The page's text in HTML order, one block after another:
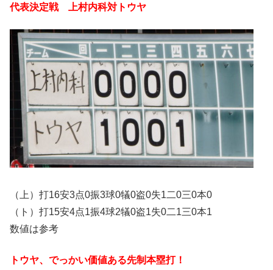
代表決定戦 上村内科対トウヤ
（上）打16安3点0振3球0犠0盗0失1二0三0本0
（ト）打15安4点1振4球2犠0盗1失0二1三0本1
数値は参考
トウヤ、でっかい価値ある先制本塁打！